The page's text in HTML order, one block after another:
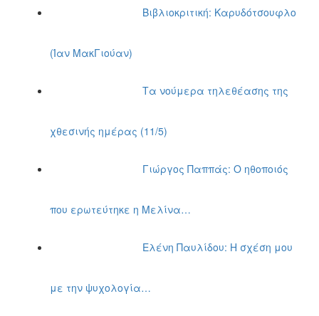
Βιβλιοκριτική: Καρυδότσουφλο
(Ίαν ΜακΓιούαν)
Τα νούμερα τηλεθέασης της
χθεσινής ημέρας (11/5)
Γιώργος Παππάς: Ο ηθοποιός
που ερωτεύτηκε η Μελίνα…
Ελένη Παυλίδου: Η σχέση μου
με την ψυχολογία…